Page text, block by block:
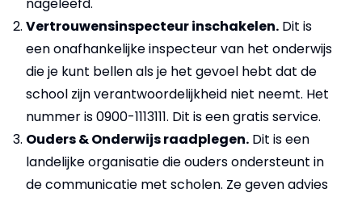
nageleefd.
Vertrouwensinspecteur inschakelen. Dit is
een onafhankelijke inspecteur van het onderwijs
die je kunt bellen als je het gevoel hebt dat de
school zijn verantwoordelijkheid niet neemt. Het
nummer is 0900-1113111. Dit is een gratis service.
Ouders & Onderwijs raadplegen. Dit is een
landelijke organisatie die ouders ondersteunt in
de communicatie met scholen. Ze geven advies